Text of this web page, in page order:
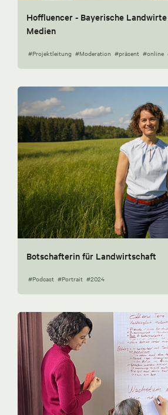
Hoffluencer - Bayerische
Medien
#Projektleitung #Moderation #präsent #online
Botschafterin für Landwirtschaft
#Podcast #Portrait #2024